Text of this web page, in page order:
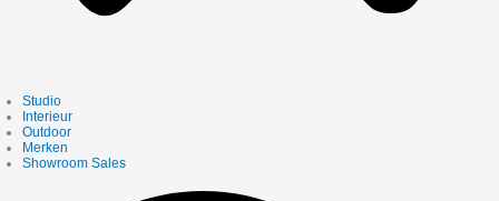
Studio
Interieur
Outdoor
Merken
Showroom Sales